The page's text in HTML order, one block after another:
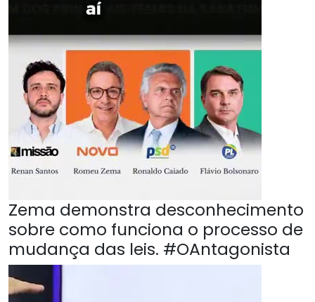
Zema demonstra desconhecimento
sobre como funciona o processo de
mudança das leis. #OAntagonista